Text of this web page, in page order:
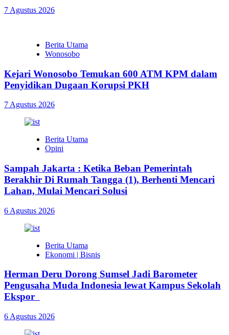
7 Agustus 2026
Berita Utama
Wonosobo
Kejari Wonosobo Temukan 600 ATM KPM dalam
Penyidikan Dugaan Korupsi PKH
7 Agustus 2026
Berita Utama
Opini
Sampah Jakarta : Ketika Beban Pemerintah
Berakhir Di Rumah Tangga (1), Berhenti Mencari
Lahan, Mulai Mencari Solusi
6 Agustus 2026
Berita Utama
Ekonomi | Bisnis
Herman Deru Dorong Sumsel Jadi Barometer
Pengusaha Muda Indonesia lewat Kampus Sekolah
Ekspor
6 Agustus 2026